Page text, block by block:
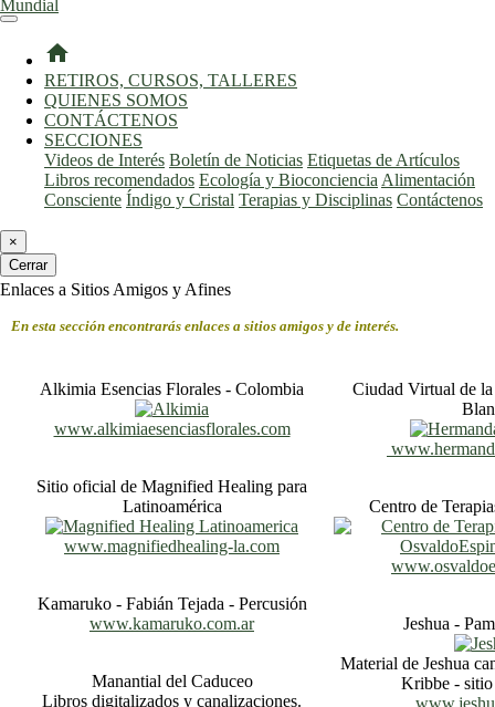
home
RETIROS, CURSOS, TALLERES
QUIENES SOMOS
CONTÁCTENOS
SECCIONES
Videos de Interés Boletín de Noticias Etiquetas de Artículos
Libros recomendados Ecología y Bioconciencia Alimentación
Consciente Índigo y Cristal Terapias y Disciplinas Contáctenos
×
Cerrar
Enlaces a Sitios Amigos y Afines
En esta sección encontrarás enlaces a sitios amigos y de interés.
Alkimia Esencias Florales - Colombia
www.alkimiaesenciasflorales.com
Sitio oficial de Magnified Healing para
Latinoamérica
www.magnifiedhealing-la.com
Kamaruko - Fabián Tejada - Percusión
www.kamaruko.com.ar
Manantial del Caduceo
Libros digitalizados y canalizaciones.
Ciudad Virtual de
Centro de
Jeshua -
Material de Jeshua
Kribbe - sitio